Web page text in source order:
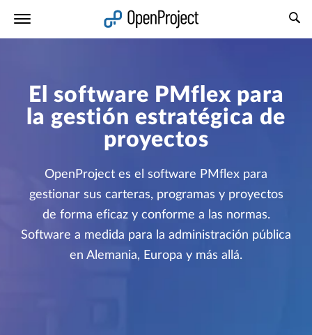
El software PMflex para
la gestión estratégica de
proyectos
OpenProject es el software PMflex para
gestionar sus carteras, programas y proyectos
de forma eficaz y conforme a las normas.
Software a medida para la administración pública
en Alemania, Europa y más allá.
Abrir vínculo en un nuevo panel